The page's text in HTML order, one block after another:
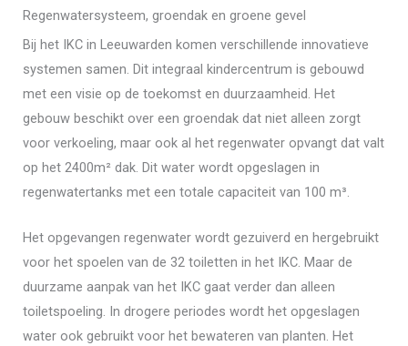
Regenwatersysteem, groendak en groene gevel
Bij het IKC in Leeuwarden komen verschillende innovatieve
systemen samen. Dit integraal kindercentrum is gebouwd
met een visie op de toekomst en duurzaamheid. Het
gebouw beschikt over een groendak dat niet alleen zorgt
voor verkoeling, maar ook al het regenwater opvangt dat valt
op het 2400m² dak. Dit water wordt opgeslagen in
regenwatertanks met een totale capaciteit van 100 m³.
Het opgevangen regenwater wordt gezuiverd en hergebruikt
voor het spoelen van de 32 toiletten in het IKC. Maar de
duurzame aanpak van het IKC gaat verder dan alleen
toiletspoeling. In drogere periodes wordt het opgeslagen
water ook gebruikt voor het bewateren van planten. Het